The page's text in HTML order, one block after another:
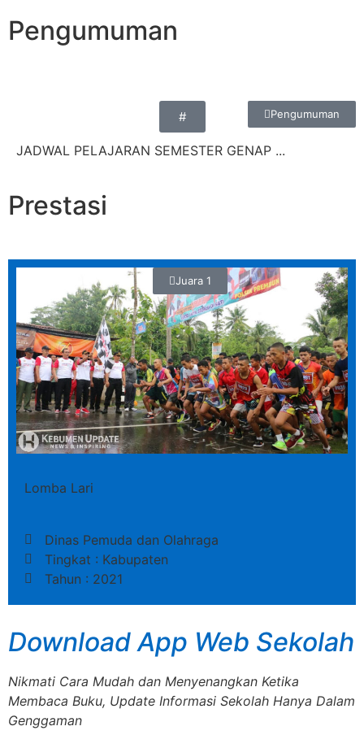
Pengumuman
Pengumuman
#
JADWAL PELAJARAN SEMESTER GENAP ...
Prestasi
Juara 1
Lomba Lari
Dinas Pemuda dan Olahraga
Tingkat : Kabupaten
Tahun : 2021
Download App Web Sekolah
Nikmati Cara Mudah dan Menyenangkan Ketika
Membaca Buku, Update Informasi Sekolah Hanya Dalam
Genggaman